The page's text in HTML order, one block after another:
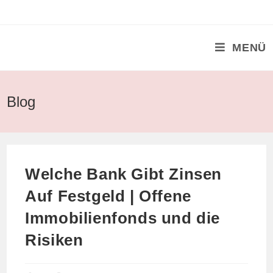
MENÜ
Blog
Welche Bank Gibt Zinsen
Auf Festgeld | Offene
Immobilienfonds und die
Risiken